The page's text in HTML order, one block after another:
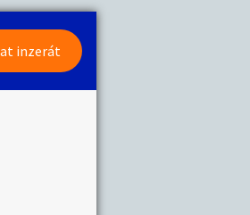
inzerát